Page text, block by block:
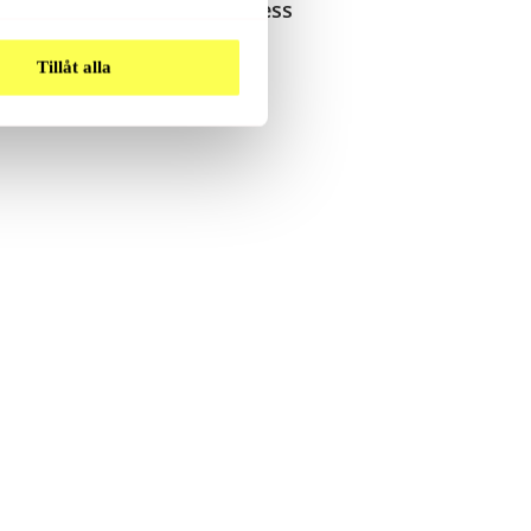
Tillåt alla
Sällskapspel Guess
Who – Vem Där?
249